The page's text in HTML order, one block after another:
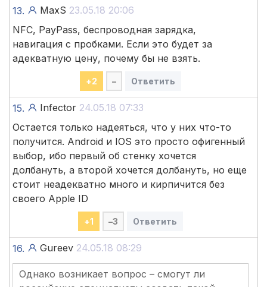
13. MaxS 23.05.18 20:06
NFC, PayPass, беспроводная зарядка,
навигация с пробками. Если это будет за
адекватную цену, почему бы не взять.
+2 – Ответить
15. Infector 24.05.18 07:33
Остается только надеяться, что у них что-то
получится. Android и IOS это просто офигенный
выбор, ибо первый об стенку хочется
долбануть, а второй хочется долбануть, но еще
стоит неадекватно много и кирпичится без
своего Apple ID
+1 –3 Ответить
16. Gureev 24.05.18 08:29
Однако возникает вопрос – смогут ли